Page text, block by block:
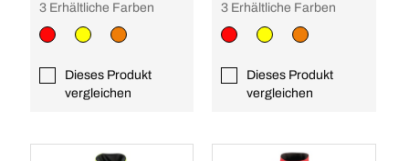
Dieses Produkt
vergleichen
3 Erhältliche Farben
Dieses Produkt
vergleichen
3 Erhältliche Farben